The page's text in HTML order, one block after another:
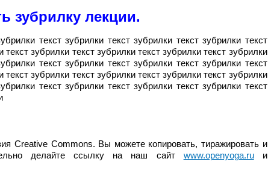
зубрилку лекции.
текст зубрилки текст зубрилки текст зубрилки текст
зубрилки текст зубрилки текст зубрилки текст зубрилки
текст зубрилки текст зубрилки текст зубрилки текст
зубрилки текст зубрилки текст зубрилки текст зубрилки
текст зубрилки текст зубрилки текст зубрилки текст
Creative Commons. Вы можете копировать, тиражировать и
делайте ссылку на наш сайт www.openyoga.ruи